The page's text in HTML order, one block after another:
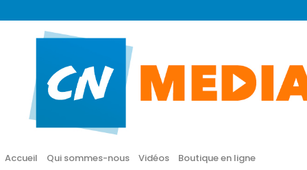
Accueil Qui sommes-nous Vidéos
Boutique en ligne
CN MÉDIA
Une vie nouvelle en JESUS !
Accueil